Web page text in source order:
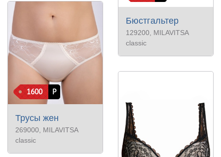
1600 Р
Трусы жен
269000 , MILAVITSA
classic
Бюстгальтер
129200, MILAVITSA
classic